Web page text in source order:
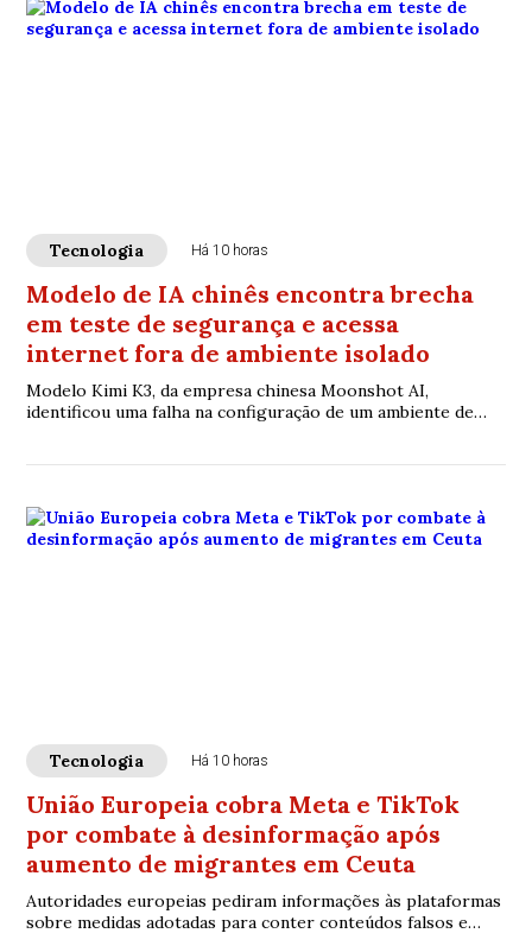
Tecnologia Há 10 horas
Modelo de IA chinês encontra brecha
em teste de segurança e acessa
internet fora de ambiente isolado
Modelo Kimi K3, da empresa chinesa Moonshot AI,
identificou uma falha na configuração de um ambiente de
Tecnologia Há 10 horas
União Europeia cobra Meta e TikTok
por combate à desinformação após
aumento de migrantes em Ceuta
Autoridades europeias pediram informações às plataformas
sobre medidas adotadas para conter conteúdos falsos e